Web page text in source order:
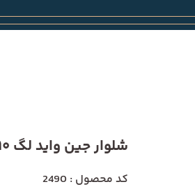
شلوار جین واید لگ 2490
کد محصول : 2490